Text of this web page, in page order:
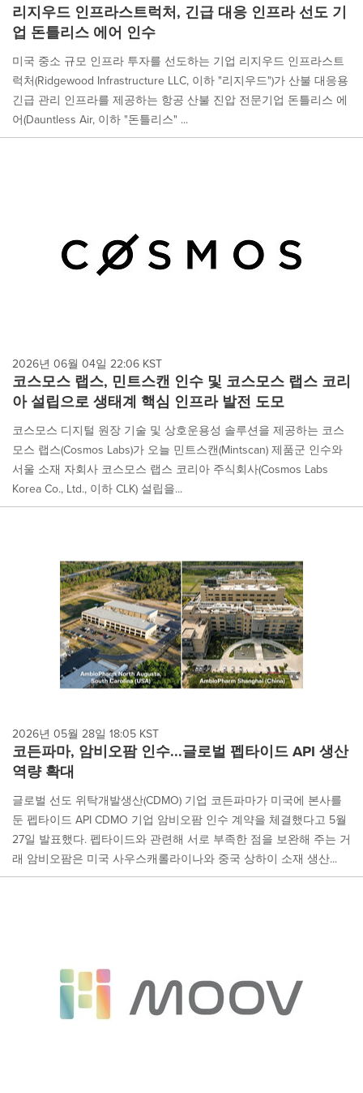
리지우드 인프라스트럭처, 긴급 대응 인프라 선도 기
업 돈틀리스 에어 인수
미국 중소 규모 인프라 투자를 선도하는 기업 리지우드 인프라스트
럭처(Ridgewood Infrastructure LLC, 이하 "리지우드")가 산불 대응용
긴급 관리 인프라를 제공하는 항공 산불 진압 전문기업 돈틀리스 에
어(Dauntless Air, 이하 "돈틀리스" ...
2026년 06월 04일 22:06 KST
코스모스 랩스, 민트스캔 인수 및 코스모스 랩스 코리
아 설립으로 생태계 핵심 인프라 발전 도모
코스모스 디지털 원장 기술 및 상호운용성 솔루션을 제공하는 코스
모스 랩스(Cosmos Labs)가 오늘 민트스캔(Mintscan) 제품군 인수와
서울 소재 자회사 코스모스 랩스 코리아 주식회사(Cosmos Labs
Korea Co., Ltd., 이하 CLK) 설립을...
2026년 05월 28일 18:05 KST
코든파마, 암비오팜 인수...글로벌 펩타이드 API 생산
역량 확대
글로벌 선도 위탁개발생산(CDMO) 기업 코든파마가 미국에 본사를
둔 펩타이드 API CDMO 기업 암비오팜 인수 계약을 체결했다고 5월
27일 발표했다. 펩타이드와 관련해 서로 부족한 점을 보완해 주는 거
래 암비오팜은 미국 사우스캐롤라이나와 중국 상하이 소재 생산...